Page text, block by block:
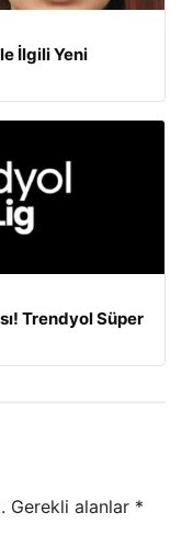
İlgili Yeni
Trendyol Süper
Gerekli alanlar *